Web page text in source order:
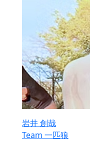
岩井 創哉
Team 一匹狼